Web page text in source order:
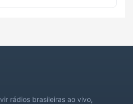
rádios brasileiras ao vivo,